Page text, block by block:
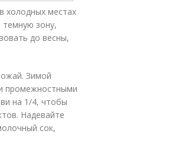
холодных местах
зону,
до весны,
Зимой
промежностными
на 1/4, чтобы
Надевайте
сок,